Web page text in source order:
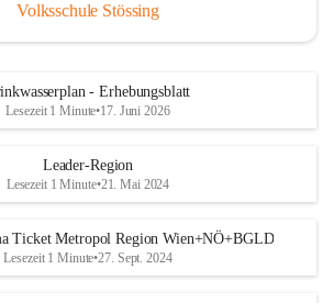
Volksschule Stössing
- Erhebungsblatt
Lesezeit 1 Minute•17. Juni 2026
Leader-Region
Lesezeit 1 Minute•21. Mai 2024
Ticket Metropol Region Wien+NÖ+BGLD
Lesezeit 1 Minute•27. Sept. 2024